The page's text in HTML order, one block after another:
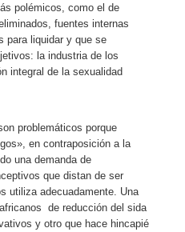
polémicos, como el de
fuentes internas
para liquidar y que se
la industria de los
integral de la sexualidad
problemáticos porque
en contraposición a la
una demanda de
que distan de ser
utiliza adecuadamente. Una
de reducción del sida
y otro que hace hincapié